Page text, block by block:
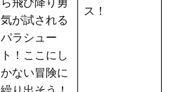
ら飛び降り勇
気が試される
パラシュー
ト！ここにし
かない冒険に
ス！